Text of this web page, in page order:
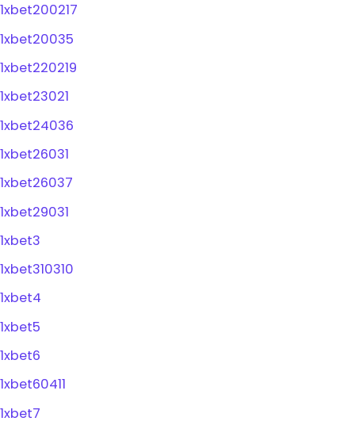
1xbet200217
1xbet20035
1xbet220219
1xbet23021
1xbet24036
1xbet26031
1xbet26037
1xbet29031
1xbet3
1xbet310310
1xbet4
1xbet5
1xbet6
1xbet60411
1xbet7